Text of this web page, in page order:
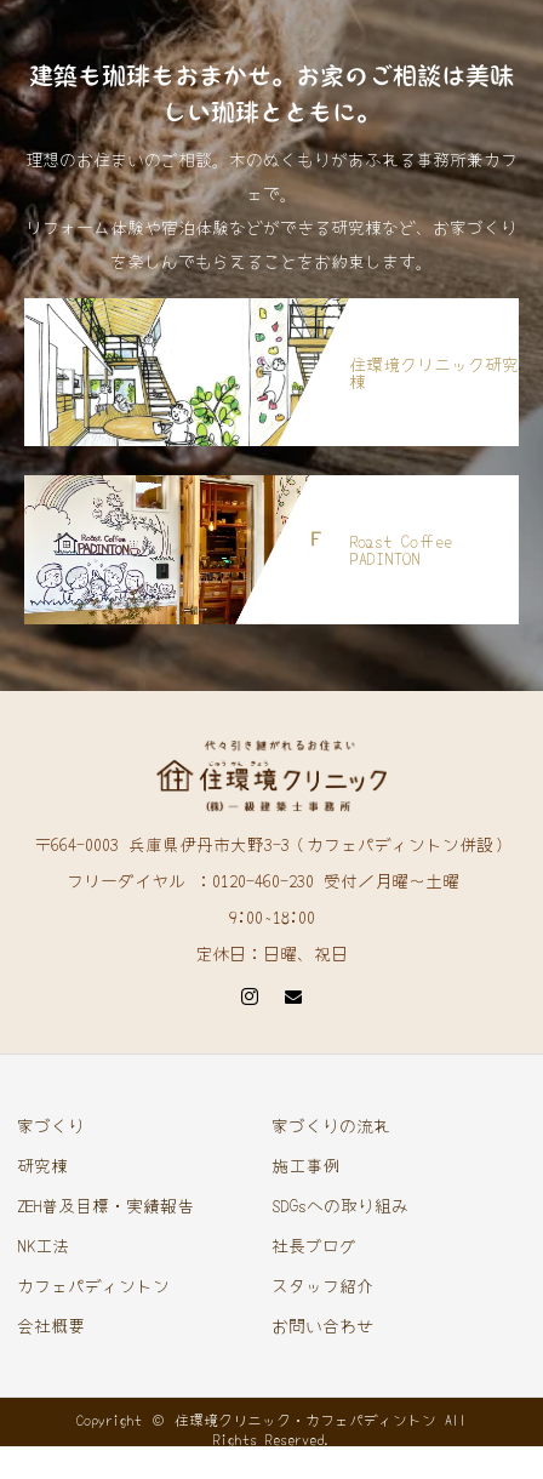
建築も珈琲もおまかせ。お家のご相談は美味
しい珈琲とともに。
理想のお住まいのご相談。木のぬくもりがあふれる事務所兼カフ
ェで。
リフォーム体験や宿泊体験などができる研究棟など、お家づくり
を楽しんでもらえることをお約束します。
住環境クリニック研究
棟
Roast Coffee
PADINTON
〒664-0003 兵庫県伊丹市大野3-3（カフェパディントン併設）
フリーダイヤル ：0120-460-230 受付／月曜〜土曜
9:00~18:00
定休日：日曜、祝日
家づくり
家づくりの流れ
研究棟
施工事例
ZEH普及目標・実績報告
SDGsへの取り組み
NK工法
社長ブログ
カフェパディントン
スタッフ紹介
会社概要
お問い合わせ
Copyright © 住環境クリニック・カフェパディントン All
Rights Reserved.